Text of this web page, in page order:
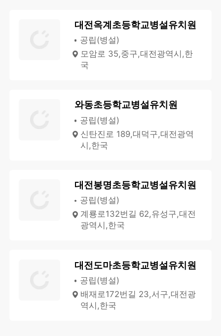
대전옥계초등학교병설유치원
공립(병설)
모암로 35,중구,대전광역시,한
국
와동초등학교병설유치원
공립(병설)
신탄진로 189,대덕구,대전광역
시,한국
대전봉명초등학교병설유치원
공립(병설)
계룡로132번길 62,유성구,대전
광역시,한국
대전도마초등학교병설유치원
공립(병설)
배재로172번길 23,서구,대전광
역시,한국